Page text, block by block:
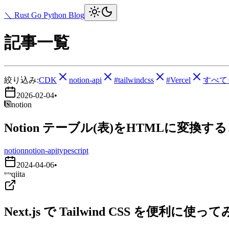
＼ Rust Go Python Blog
記事一覧
絞り込み:CDK notion-api #tailwindcss #Vercel
すべ
2026-02-04•
notion
Notion テーブル(表)をHTMLに変換する
notionnotion-apitypescript
2024-04-06•
qiita
Next.js で Tailwind CSS を便利に使って